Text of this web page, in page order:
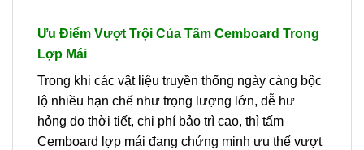
Ưu Điểm Vượt Trội Của Tấm Cemboard Trong
Lợp Mái
Trong khi các vật liệu truyền thống ngày càng bộc
lộ nhiều hạn chế như trọng lượng lớn, dễ hư
hỏng do thời tiết, chi phí bảo trì cao, thì tấm
Cemboard lợp mái đang chứng minh ưu thế vượt